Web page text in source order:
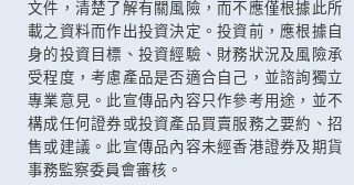
文件，清楚了解有關風險，而不應僅根據此所
載之資料而作出投資決定。投資前，應根據自
身的投資目標、投資經驗、財務狀況及風險承
受程度，考慮產品是否適合自己，並諮詢獨立
專業意見。此宣傳品內容只作參考用途，並不
構成任何證券或投資產品買賣服務之要約、招
售或建議。此宣傳品內容未經香港證券及期貨
事務監察委員會審核。